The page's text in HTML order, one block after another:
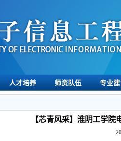
人才培养 师资队伍 专业
【芯青风采】淮阴工学